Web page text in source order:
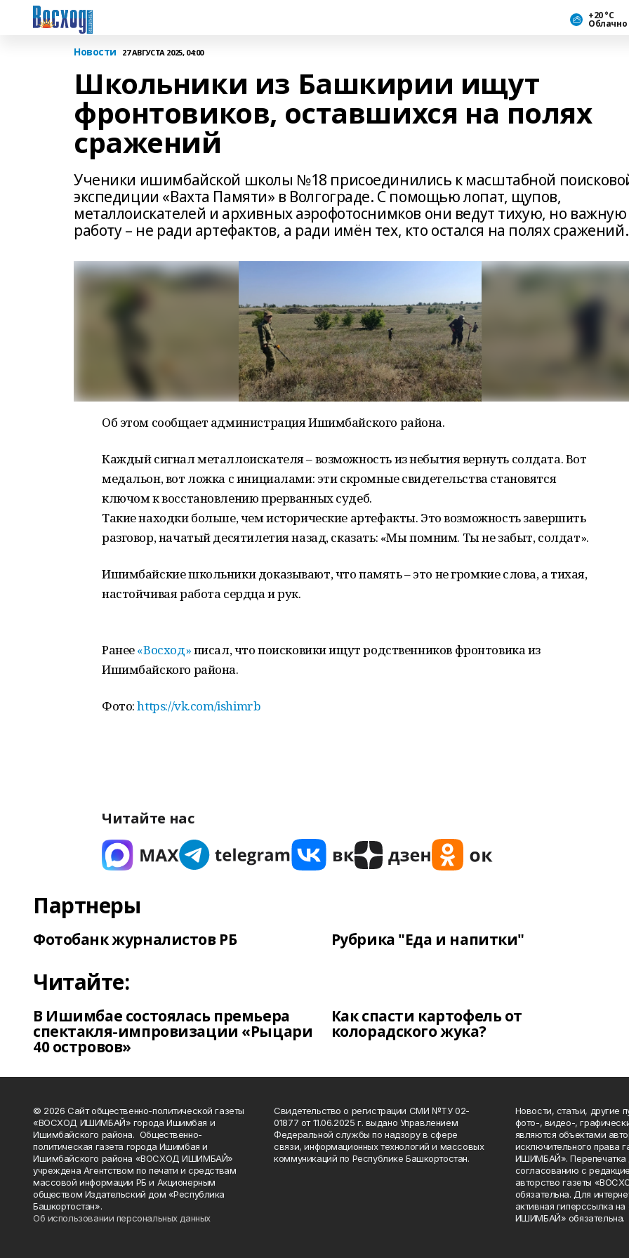
+20 °С
Облачно
Новости 27 АВГУСТА 2025, 04:00
Школьники из Башкирии ищут
фронтовиков, оставшихся на полях
сражений
Ученики ишимбайской школы №18 присоединились к масштабной
экспедиции «Вахта Памяти» в Волгограде. С помощью лопат, щупов,
металлоискателей и архивных аэрофотоснимков они ведут тихую, но важную
работу – не ради артефактов, а ради имён тех, кто остался на полях сражений.
Об этом сообщает администрация Ишимбайского района.
Каждый сигнал металлоискателя – возможность из небытия вернуть солдата. Вот
медальон, вот ложка с инициалами: эти скромные свидетельства становятся
ключом к восстановлению прерванных судеб.
Такие находки больше, чем исторические артефакты. Это возможность завершить
разговор, начатый десятилетия назад, сказать: «Мы помним. Ты не забыт, солдат».
Ишимбайские школьники доказывают, что память – это не громкие слова, а тихая,
настойчивая работа сердца и рук.
Ранее«Восход»писал, что поисковики ищут родственников фронтовика из
Ишимбайского района.
Фото:https://vk.com/ishimrb
Читайте нас
Партнеры
Фотобанк журналистов РБ Рубрика "Еда и напитки"
Читайте:
В Ишимбае состоялась премьера
спектакля-импровизации «Рыцари
40 островов»
Как спасти картофель от
колорадского жука?
© 2026 Сайт общественно-политической газеты
«ВОСХОД ИШИМБАЙ» города Ишимбая и
Ишимбайского района. Общественно-
политическая газета города Ишимбая и
Ишимбайского района «ВОСХОД ИШИМБАЙ»
учреждена Агентством по печати и средствам
массовой информации РБ и Акционерным
обществом Издательский дом «Республика
Башкортостан».
Об использовании персональных данных
Свидетельство о регистрации СМИ №ТУ 02-
01877 от 11.06.2025 г. выдано Управлением
Федеральной службы по надзору в сфере
связи, информационных технологий и массовых
коммуникаций по Республике Башкортостан.
Новости, статьи, другие
фото-, видео-,
являются объектами
исключительного права
ИШИМБАЙ». Перепечатка
согласованию с
авторство газеты
обязательна. Для
активная гиперссылка
ИШИМБАЙ» обязательна.